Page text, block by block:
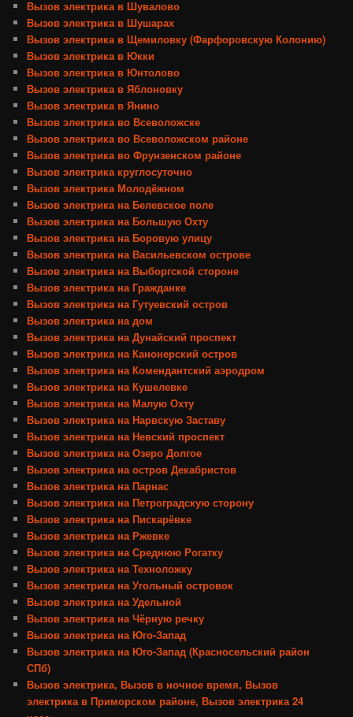
Вызов электрика в Шувалово
Вызов электрика в Шушарах
Вызов электрика в Щемиловку (Фарфоровскую Колонию)
Вызов электрика в Юкки
Вызов электрика в Юнтолово
Вызов электрика в Яблоновку
Вызов электрика в Янино
Вызов электрика во Всеволожске
Вызов электрика во Всеволожском районе
Вызов электрика во Фрунзенском районе
Вызов электрика круглосуточно
Вызов электрика Молодёжном
Вызов электрика на Белевское поле
Вызов электрика на Большую Охту
Вызов электрика на Боровую улицу
Вызов электрика на Васильевском острове
Вызов электрика на Выборгской стороне
Вызов электрика на Гражданке
Вызов электрика на Гутуевский остров
Вызов электрика на дом
Вызов электрика на Дунайский проспект
Вызов электрика на Канонерский остров
Вызов электрика на Комендантский аэродром
Вызов электрика на Кушелевке
Вызов электрика на Малую Охту
Вызов электрика на Нарвскую Заставу
Вызов электрика на Невский проспект
Вызов электрика на Озеро Долгое
Вызов электрика на остров Декабристов
Вызов электрика на Парнас
Вызов электрика на Петроградскую сторону
Вызов электрика на Пискарёвке
Вызов электрика на Ржевке
Вызов электрика на Среднюю Рогатку
Вызов электрика на Техноложку
Вызов электрика на Угольный островок
Вызов электрика на Удельной
Вызов электрика на Чёрную речку
Вызов электрика на Юго-Запад
Вызов электрика на Юго-Запад (Красносельский район
СПб)
Вызов электрика, Вызов в ночное время, Вызов
электрика в Приморском районе, Вызов электрика 24